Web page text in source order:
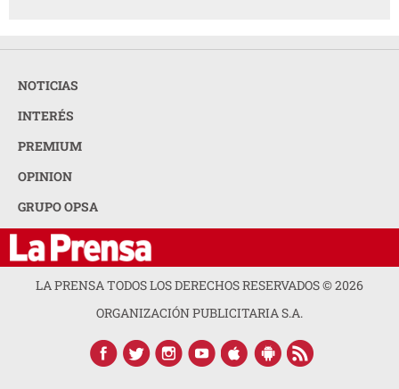
NOTICIAS
INTERÉS
PREMIUM
OPINION
GRUPO OPSA
LA PRENSA TODOS LOS DERECHOS RESERVADOS ©2026
ORGANIZACIÓN PUBLICITARIA S.A.